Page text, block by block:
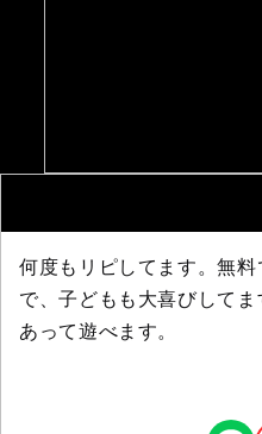
何度もリピしてます。無
で、子どもも大喜びして
あって遊べます。